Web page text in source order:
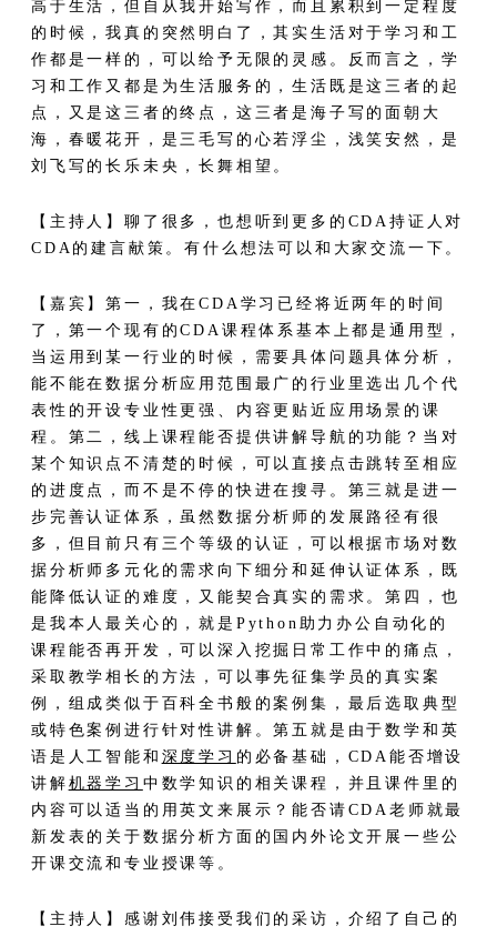
高于生活，但自从我开始写作，而且累积到一定程度
的时候，我真的突然明白了，其实生活对于学习和工
作都是一样的，可以给予无限的灵感。反而言之，学
习和工作又都是为生活服务的，生活既是这三者的起
点，又是这三者的终点，这三者是海子写的面朝大
海，春暖花开，是三毛写的心若浮尘，浅笑安然，是
刘飞写的长乐未央，长舞相望。
【主持人】聊了很多，也想听到更多的CDA持证人对
CDA的建言献策。有什么想法可以和大家交流一下。
【嘉宾】第一，我在CDA学习已经将近两年的时间
了，第一个现有的CDA课程体系基本上都是通用型，
当运用到某一行业的时候，需要具体问题具体分析，
能不能在数据分析应用范围最广的行业里选出几个代
表性的开设专业性更强、内容更贴近应用场景的课
程。第二，线上课程能否提供讲解导航的功能？当对
某个知识点不清楚的时候，可以直接点击跳转至相应
的进度点，而不是不停的快进在搜寻。第三就是进一
步完善认证体系，虽然数据分析师的发展路径有很
多，但目前只有三个等级的认证，可以根据市场对数
据分析师多元化的需求向下细分和延伸认证体系，既
能降低认证的难度，又能契合真实的需求。第四，也
是我本人最关心的，就是Python助力办公自动化的
课程能否再开发，可以深入挖掘日常工作中的痛点，
采取教学相长的方法，可以事先征集学员的真实案
例，组成类似于百科全书般的案例集，最后选取典型
或特色案例进行针对性讲解。第五就是由于数学和英
语是人工智能和 深度学习 的必备基础，CDA能否增设
讲解 机器学习 中数学知识的相关课程，并且课件里的
内容可以适当的用英文来展示？能否请CDA老师就最
新发表的关于数据分析方面的国内外论文开展一些公
开课交流和专业授课等。
【主持人】感谢刘伟接受我们的采访，介绍了自己的